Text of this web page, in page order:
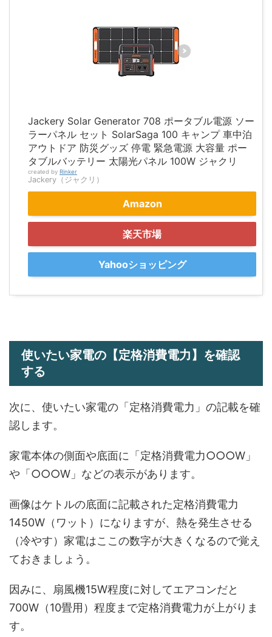
Jackery Solar Generator 708 ポータブル電源 ソー
ラーパネル セット SolarSaga 100 キャンプ 車中泊
アウトドア 防災グッズ 停電 緊急電源 大容量 ポー
タブルバッテリー 太陽光パネル 100W ジャクリ
created by Rinker
Jackery（ジャクリ）
Amazon
楽天市場
Yahooショッピング
使いたい家電の【定格消費電力】を確認
する
次に、使いたい家電の「定格消費電力」の記載を確
認します。
家電本体の側面や底面に「定格消費電力○○○W」
や「○○○W」などの表示があります。
画像はケトルの底面に記載された定格消費電力
1450W（ワット）になりますが、熱を発生させる
（冷やす）家電はここの数字が大きくなるので覚え
ておきましょう。
因みに、扇風機15W程度に対してエアコンだと
700W（10畳用）程度まで定格消費電力が上がりま
す。